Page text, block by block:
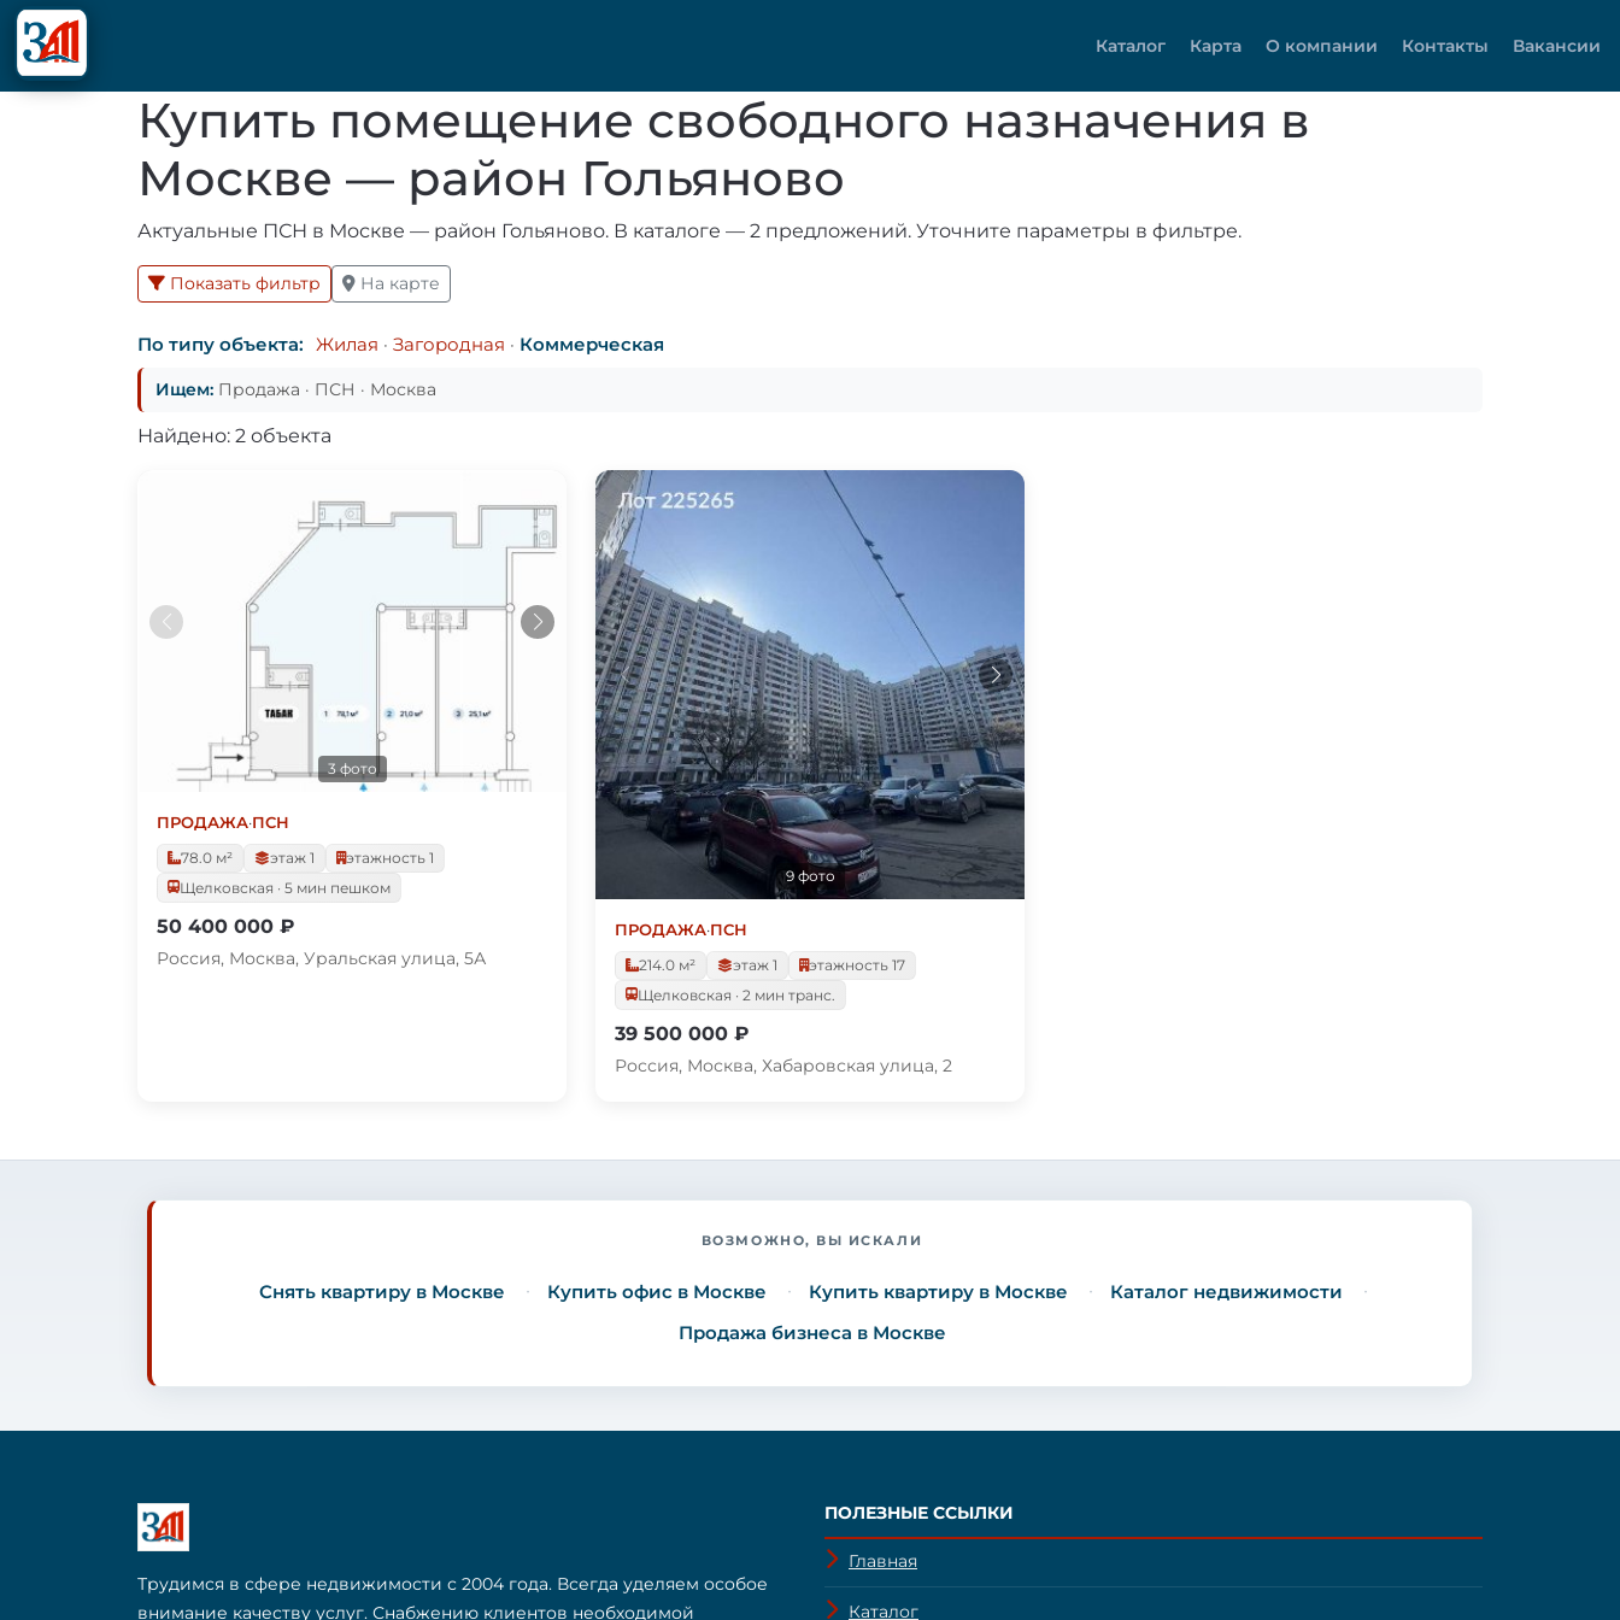
Каталог Карта О компании Контакты Вакансии
Купить помещение свободного назначения в
Москве — район Гольяново
Актуальные ПСН в Москве — район Гольяново. В каталоге — 2 предложений. Уточните параметры в фильтре.
Показать фильтр На карте
По типу объекта: Жилая · Загородная · Коммерческая
Ищем: Продажа · ПСН · Москва
Найдено: 2 объекта
3 фото
ПРОДАЖА·ПСН
78.0 м²
этаж 1
этажность 1
Щелковская · 5 мин пешком
50 400 000 ₽
Россия, Москва, Уральская улица, 5А
9 фото
ПРОДАЖА·ПСН
214.0 м²
этаж 1
этажность 17
Щелковская · 2 мин транс.
39 500 000 ₽
Россия, Москва, Хабаровская улица, 2
ВОЗМОЖНО, ВЫ ИСКАЛИ
Снять квартиру в Москве Купить офис в Москве Купить квартиру в Москве
Каталог недвижимости
Продажа бизнеса в Москве
Трудимся в сфере недвижимости с 2004 года. Всегда уделяем особое
внимание качеству услуг. Снабжению клиентов необходимой
ПОЛЕЗНЫЕ ССЫЛКИ
Главная
Каталог